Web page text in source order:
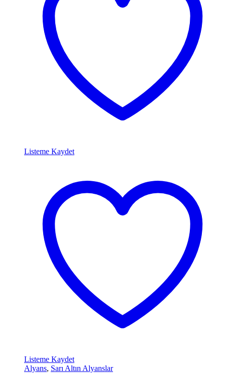
Listeme Kaydet
Listeme Kaydet
Alyans, Sarı Altın Alyanslar